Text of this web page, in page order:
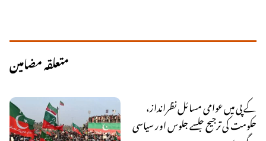
متعلقہ مضامین
کے پی میں عوامی مسائل نظرانداز،
حکومت کی ترجیح جلسے جلوس اور سیاسی